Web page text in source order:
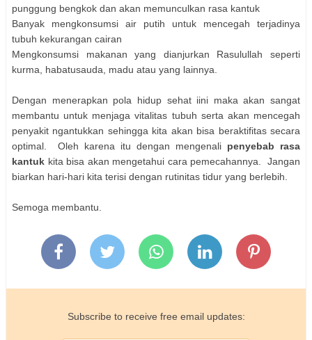
punggung bengkok dan akan memunculkan rasa kantuk
Banyak mengkonsumsi air putih untuk mencegah terjadinya
tubuh kekurangan cairan
Mengkonsumsi makanan yang dianjurkan Rasulullah seperti
kurma, habatusauda, madu atau yang lainnya.
Dengan menerapkan pola hidup sehat iini maka akan sangat
membantu untuk menjaga vitalitas tubuh serta akan mencegah
penyakit ngantukkan sehingga kita akan bisa beraktifitas secara
optimal. Oleh karena itu dengan mengenali penyebab rasa
kantuk kita bisa akan mengetahui cara pemecahannya. Jangan
biarkan hari-hari kita terisi dengan rutinitas tidur yang berlebih.
Semoga membantu.
Subscribe to receive free email updates: